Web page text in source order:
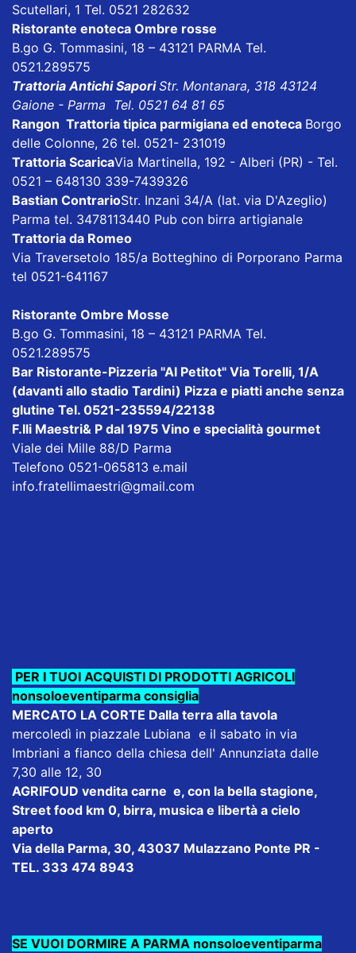
Scutellari, 1 Tel. 0521 282632
Ristorante enoteca Ombre rosse
B.go G. Tommasini, 18 – 43121 PARMA Tel.
0521.289575
Trattoria Antichi SaporiStr. Montanara, 318 43124
Gaione - Parma Tel. 0521 64 81 65
Rangon Trattoria tipica parmigiana ed enoteca Borgo
delle Colonne, 26 tel. 0521- 231019
Trattoria ScaricaVia Martinella, 192 - Alberi (PR) - Tel.
0521 – 648130 339-7439326
Bastian ContrarioStr. Inzani 34/A (lat. via D'Azeglio)
Parma tel. 3478113440 Pub con birra artigianale
Trattoria da Romeo
Via Traversetolo 185/a Botteghino di Porporano Parma
tel 0521-641167
Ristorante Ombre Mosse
B.go G. Tommasini, 18 – 43121 PARMA Tel.
0521.289575
Bar Ristorante-Pizzeria "Al Petitot" Via Torelli, 1/A
(davanti allo stadio Tardini) Pizza e piatti anche senza
glutine Tel. 0521-235594/22138
F.lli Maestri& P dal 1975 Vino e specialità gourmet
Viale dei Mille 88/D Parma
Telefono 0521-065813 e.mail
info.fratellimaestri@gmail.com
PER I TUOI ACQUISTI DI PRODOTTI AGRICOLI
nonsoloeventiparma consiglia
MERCATO LA CORTE Dalla terra alla tavola
mercoledì in piazzale Lubiana e il sabato in via
Imbriani a fianco della chiesa dell' Annunziata dalle
7,30 alle 12, 30
AGRIFOUD vendita carne e, con la bella stagione,
Street food km 0, birra, musica e libertà a cielo
aperto
Via della Parma, 30, 43037 Mulazzano Ponte PR -
TEL. 333 474 8943
SE VUOI DORMIRE A PARMA nonsoloeventiparma